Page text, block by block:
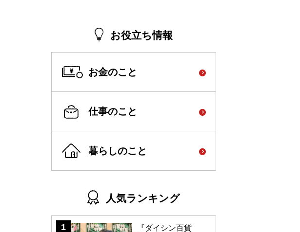
お役立ち情報
お金のこと
仕事のこと
暮らしのこと
人気ランキング
『ダイシン百貨